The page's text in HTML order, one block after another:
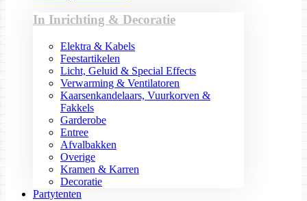
In Inrichting & Decoratie
Elektra & Kabels
Feestartikelen
Licht, Geluid & Special Effects
Verwarming & Ventilatoren
Kaarsenkandelaars, Vuurkorven &
Fakkels
Garderobe
Entree
Afvalbakken
Overige
Kramen & Karren
Decoratie
Partytenten